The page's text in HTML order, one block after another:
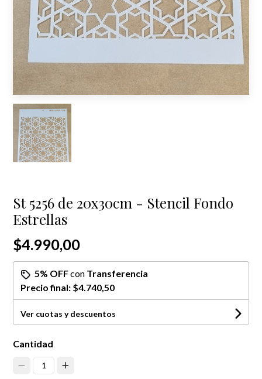
St 5256 de 20x30cm - Stencil Fondo
Estrellas
$4.990,00
5% OFFcon Transferencia
Precio final: $4.740,50
Ver cuotas y descuentos
Cantidad
1